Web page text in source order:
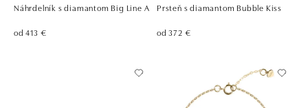
Náhrdelník s diamantom Big Line A
od 413 €
Prsteň s diamantom Bubble Kiss
od 372 €